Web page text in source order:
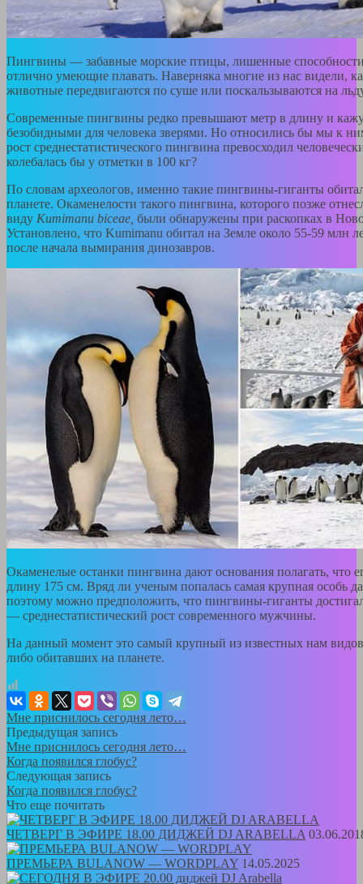
Пингвины — забавные морские птицы, лишенные способности
отлично умеющие плавать. Наверняка многие из нас видели,
животные передвигаются по суше или поскальзываются на
Современные пингвины редко превышают метр в длину и
безобидными для человека зверями. Но относились бы мы к
рост среднестатистического пингвина превосходил
колебалась бы у отметки в 100 кг?
По словам археологов, именно такие пингвины-гиганты
планете. Окаменелости такого пингвина, которого позже
виду Kumimanu biceae, были обнаружены при раскопках в
Установлено, что Kumimanu обитал на Земле около 55-59 млн
после начала вымирания динозавров.
Окаменелые останки пингвина дают основания полагать, что
длину 175 см. Вряд ли ученым попалась самая крупная особь
поэтому можно предположить, что пингвины-гиганты
— среднестатистический рост современного мужчины.
На данный момент это самый крупный из известных нам
либо обитавших на планете.
Мне приснилось сегодня лето…
Предыдущая запись
Мне приснилось сегодня лето…
Когда появился глобус?
Следующая запись
Когда появился глобус?
Что еще почитать
ЧЕТВЕРГ В ЭФИРE 18.00 ДИДЖЕЙ DJ ARABELLA
ПРЕМЬЕРА BULANOW — WORDPLAY 14.05.2025